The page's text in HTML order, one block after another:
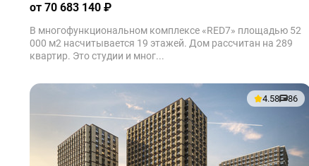
от 70 683 140 ₽
В многофункциональном комплексе «RED7» площадью 52
000 м2 насчитывается 19 этажей. Дом рассчитан на 289
квартир. Это студии и мног...
4.58 86